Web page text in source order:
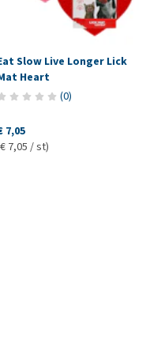
Slow Live Longer Lick
Heart
(0)
7,05
7,05 / st)